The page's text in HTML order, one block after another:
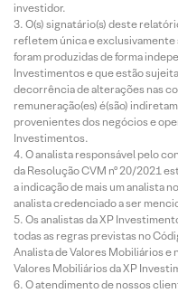
investidor.
O(s) signatário(s) deste
refletem única e exclusivamente
foram produzidas de forma
Investimentos e que estão
decorrência de alterações nas
remuneração(es) é(são)
provenientes dos negócios e
Investimentos.
O analista responsável pelo
da Resolução CVM nº 20/2021
a indicação de mais um analista
analista credenciado a ser
Os analistas da XP
todas as regras previstas no
Analista de Valores Mobiliários e
Valores Mobiliários da XP
O atendimento de nossos